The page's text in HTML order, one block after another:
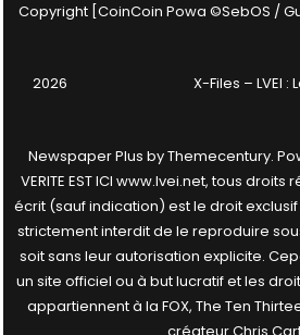
Copyright [CoinCoin Powa ©SebOS /
2026 X-Files – LVEI :
Newspaper Plus byThemecentury.
VERITE EST ICI www.lvei.net, tous
écrit (sauf indication) est le droit
strictement interdit de le reproduire
soit sans leur autorisation explicite.
un site officiel ou à but lucratif et les
appartiennent à la FOX, The Ten